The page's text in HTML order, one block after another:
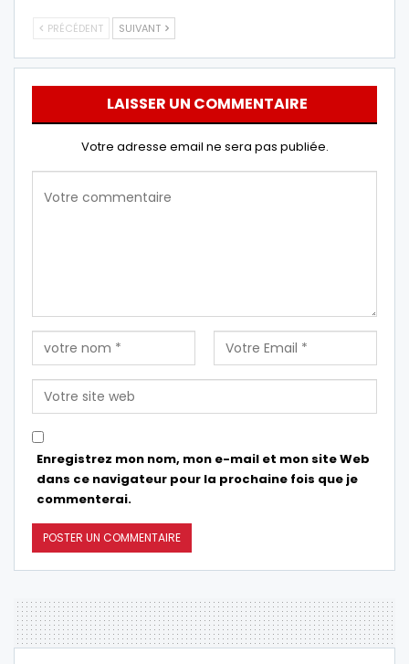
PRÉCÉDENT SUIVANT
LAISSER UN COMMENTAIRE
Votre adresse email ne sera pas publiée.
Enregistrez mon nom, mon e-mail et mon site Web
dans ce navigateur pour la prochaine fois que je
commenterai.